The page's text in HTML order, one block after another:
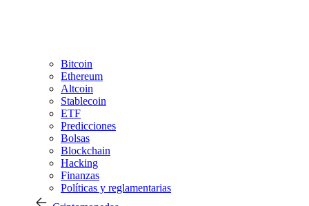
Bitcoin
Ethereum
Altcoin
Stablecoin
ETF
Predicciones
Bolsas
Blockchain
Hacking
Finanzas
Políticas y reglamentarias